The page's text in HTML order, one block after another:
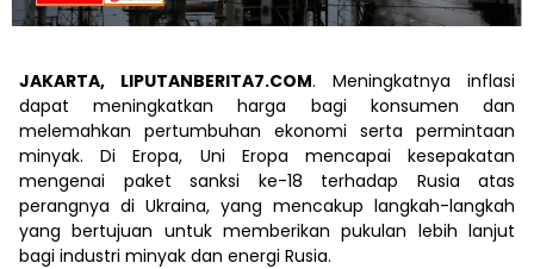
JAKARTA, LIPUTANBERITA7.COM. Meningkatnya inflasi
dapat meningkatkan harga bagi konsumen dan
melemahkan pertumbuhan ekonomi serta permintaan
minyak. Di Eropa, Uni Eropa mencapai kesepakatan
mengenai paket sanksi ke-18 terhadap Rusia atas
perangnya di Ukraina, yang mencakup langkah-langkah
yang bertujuan untuk memberikan pukulan lebih lanjut
bagi industri minyak dan energi Rusia.